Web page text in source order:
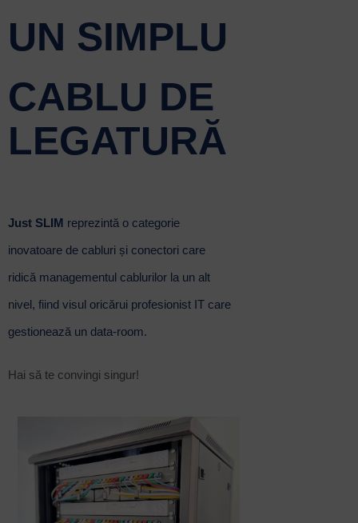
UN SIMPLU
CABLU DE
LEGATURĂ
Just SLIM reprezintă o categorie
inovatoare de cabluri și conectori care
ridică managementul cablurilor la un alt
nivel, fiind visul oricărui profesionist IT care
gestionează un data-room.
Hai să te convingi singur!